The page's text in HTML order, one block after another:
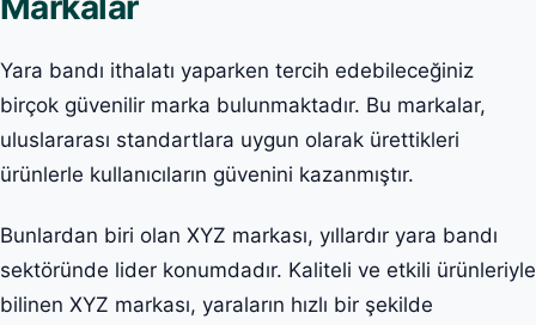
Yara bandı ithalatı yaparken tercih edebileceğiniz
birçok güvenilir marka bulunmaktadır. Bu markalar,
uluslararası standartlara uygun olarak ürettikleri
ürünlerle kullanıcıların güvenini kazanmıştır.
Bunlardan biri olan XYZ markası, yıllardır yara bandı
sektöründe lider konumdadır. Kaliteli ve etkili ürünleriyle
bilinen XYZ markası, yaraların hızlı bir şekilde